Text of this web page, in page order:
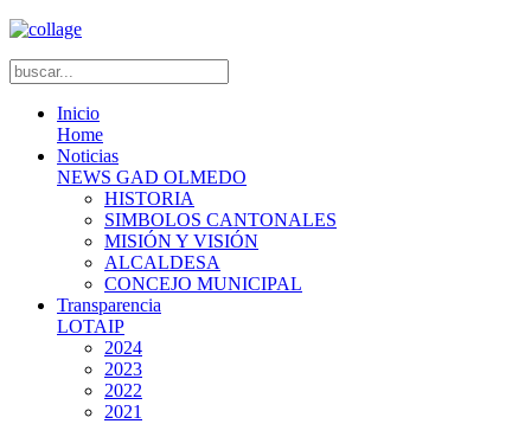
Inicio
Home
Noticias
NEWS GAD OLMEDO
HISTORIA
SIMBOLOS CANTONALES
MISIÓN Y VISIÓN
ALCALDESA
CONCEJO MUNICIPAL
Transparencia
LOTAIP
2024
2023
2022
2021